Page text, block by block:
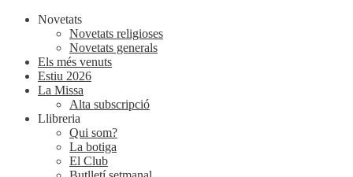
Novetats
Novetats religioses
Novetats generals
Els més venuts
Estiu 2026
La Missa
Alta subscripció
Llibreria
Qui som?
La botiga
El Club